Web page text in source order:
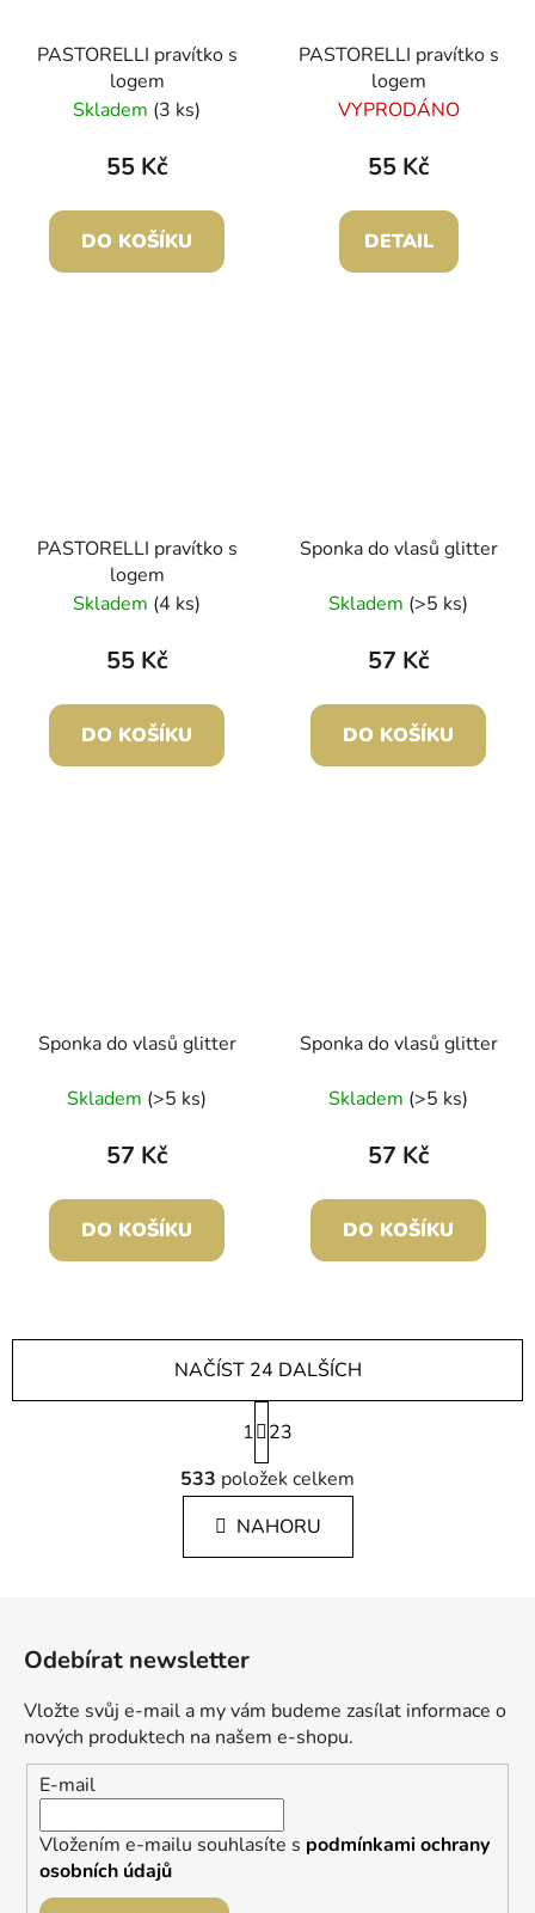
PASTORELLI pravítko s
logem
Skladem (3 ks)
55 Kč
DO KOŠÍKU
PASTORELLI pravítko s
logem
VYPRODÁNO
55 Kč
DETAIL
PASTORELLI pravítko s
logem
Skladem (4 ks)
55 Kč
DO KOŠÍKU
Sponka do vlasů glitter
Skladem (>5 ks)
57 Kč
DO KOŠÍKU
Sponka do vlasů glitter
Skladem (>5 ks)
57 Kč
DO KOŠÍKU
Sponka do vlasů glitter
Skladem (>5 ks)
57 Kč
DO KOŠÍKU
O
v
l
á
d
r
v
k
y
v
ý
p
NAČÍST 24 DALŠÍCH
S
t
r
á
n
k
1
23
533 položek celkem
NAHORU
Odebírat newsletter
Vložte svůj e-mail a my vám budeme zasílat informace o
nových produktech na našem e-shopu.
E-mail
Vložením e-mailu souhlasíte s podmínkami ochrany
osobních údajů